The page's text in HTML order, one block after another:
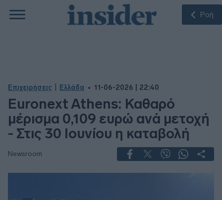
Ροή
Επιχειρήσεις Ελλάδα 11-06-2026 | 22:40
Euronext Athens: Καθαρό
μέρισμα 0,109 ευρώ ανά μετοχή
- Στις 30 Ιουνίου η καταβολή
Newsroom